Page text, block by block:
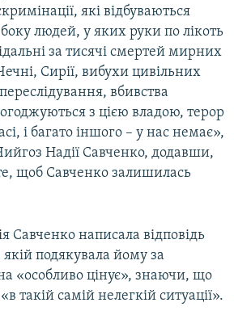
які відбуваються
людей, у яких руки по лікоть
за тисячі смертей мирних
Сирії, вибухи цивільних
вбивства
з цією владою, терор
і багато іншого – у нас немає»,
Надії Савченко, додавши,
щоб Савченко залишилась
Савченко написала відповідь
подякувала йому за
«особливо цінує», знаючи, що
такій самій нелегкій ситуації».